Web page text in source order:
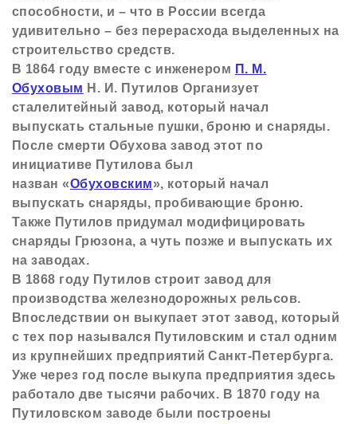
способности, и – что в России всегда
удивительно – без перерасхода выделенных на
строительство средств.
В 1864 году вместе с инженером П. М.
Обуховым Н. И. Путилов Организует
сталелитейный завод, который начал
выпускать стальные пушки, броню и снаряды.
После смерти Обухова завод этот по
инициативе Путилова был
назван «Обуховским», который начал
выпускать снаряды, пробивающие броню.
Также Путилов придумал модифицировать
снаряды Грюзона, а чуть позже и выпускать их
на заводах.
В 1868 году Путилов строит завод для
производства железнодорожных рельсов.
Впоследствии он выкупает этот завод, который
с тех пор назывался Путиловским и стал одним
из крупнейших предприятий Санкт-Петербурга.
Уже через год после выкупа предприятия здесь
работало две тысячи рабочих. В 1870 году на
Путиловском заводе были построены